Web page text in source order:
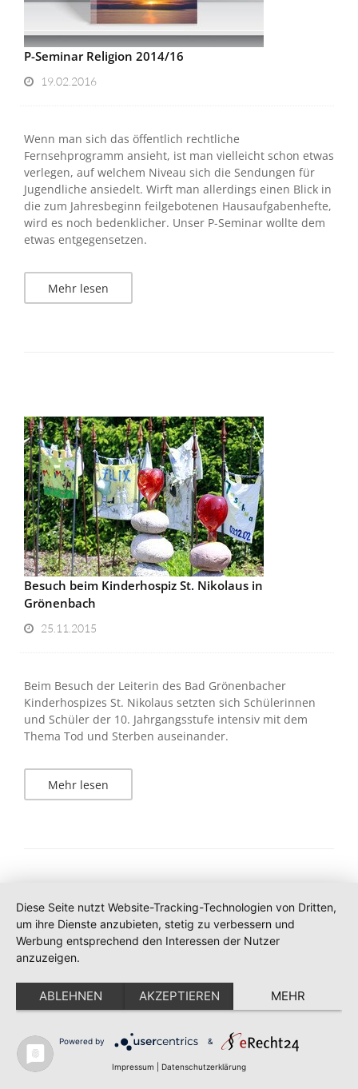
P-Seminar Religion 2014/16
19.02.2016
Wenn man sich das öffentlich rechtliche
Fernsehprogramm ansieht, ist man vielleicht schon etwas
verlegen, auf welchem Niveau sich die Sendungen für
Jugendliche ansiedelt. Wirft man allerdings einen Blick in
die zum Jahresbeginn feilgebotenen Hausaufgabenhefte,
wird es noch bedenklicher. Unser P-Seminar wollte dem
etwas entgegensetzen.
Mehr lesen
Besuch beim Kinderhospiz St. Nikolaus in
Grönenbach
25.11.2015
Beim Besuch der Leiterin des Bad Grönenbacher
Kinderhospizes St. Nikolaus setzten sich Schülerinnen
und Schüler der 10. Jahrgangsstufe intensiv mit dem
Thema Tod und Sterben auseinander.
Mehr lesen
Diese Seite nutzt Website-Tracking-Technologien von Dritten,
um ihre Dienste anzubieten, stetig zu verbessern und
Werbung entsprechend den Interessen der Nutzer
anzuzeigen.
ABLEHNEN AKZEPTIEREN MEHR
Powered by &
Impressum Datenschutzerklärung